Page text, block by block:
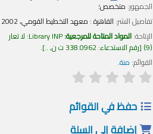
الجمهور:متخصص؛
تفاصيل النشر:القاهرة :معهد التخطيط القومي،2002
الإتاحة:المواد المتاحة للمرجعية:Library INP: لا تعار
رقم الاستدعاء:338.0962 ت ن, ..
.
القوائم:منة.
حفظ في القوائم
إضافة إلى السلة